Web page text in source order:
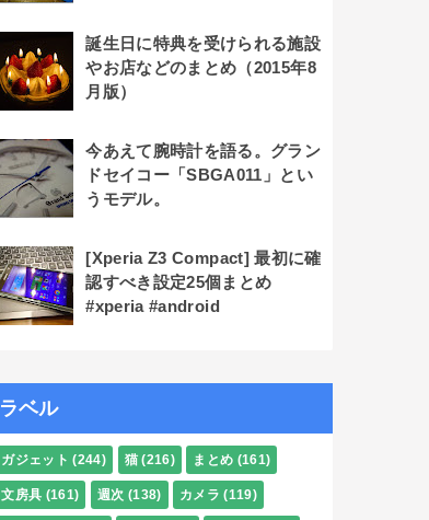
誕生日に特典を受けられる施設
やお店などのまとめ（2015年8
月版）
今あえて腕時計を語る。グラン
ドセイコー「SBGA011」とい
うモデル。
[Xperia Z3 Compact] 最初に確
認すべき設定25個まとめ
#xperia #android
ラベル
ガジェット (244) 猫 (216) まとめ (161)
文房具 (161) 週次 (138) カメラ (119)